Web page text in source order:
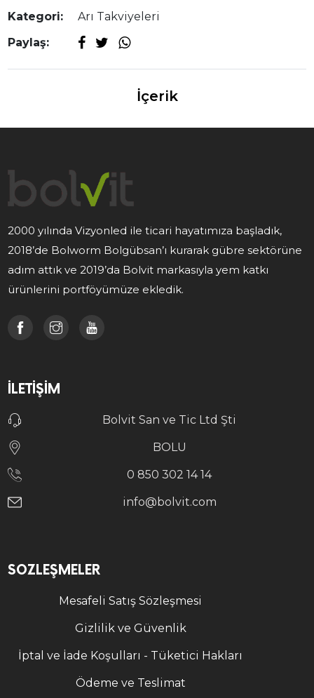
Kategori:
Arı Takviyeleri
Paylaş:
İçerik
2000 yılında Vizyonled ile ticari hayatımıza başladık,
2018’de Bolworm Bolgübsan’ı kurarak gübre sektörüne
adım attık ve 2019’da Bolvit markasıyla yem katkı
ürünlerini portföyümüze ekledik.
İLETIŞIM
Bolvit San ve Tic Ltd Şti
BOLU
0 850 302 14 14
info@bolvit.com
SÖZLEŞMELER
Mesafeli Satış Sözleşmesi
Gizlilik ve Güvenlik
İptal ve İade Koşulları - Tüketici Hakları
Ödeme ve Teslimat